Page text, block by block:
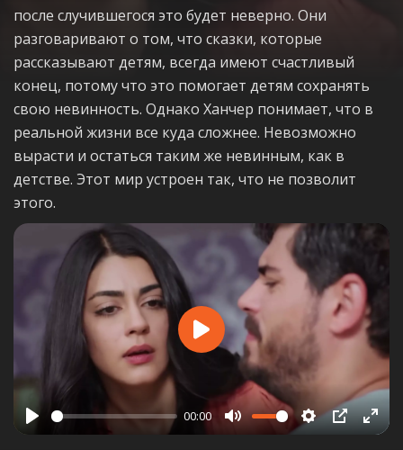
после случившегося это будет неверно. Они
разговаривают о том, что сказки, которые
рассказывают детям, всегда имеют счастливый
конец, потому что это помогает детям сохранять
свою невинность. Однако Ханчер понимает, что в
реальной жизни все куда сложнее. Невозможно
вырасти и остаться таким же невинным, как в
детстве. Этот мир устроен так, что не позволит
этого.
Play
00:00
Mute Settings
PIP
Play